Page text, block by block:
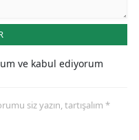
ve kabul ediyorum
siz yazın, tartışalım *